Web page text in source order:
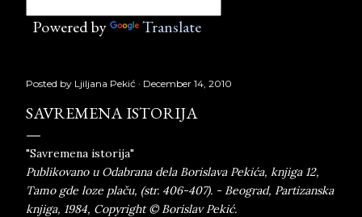
Powered by Translate
Posted by Ljiljana Pekić December 14, 2010
SAVREMENA ISTORIJA
"Savremena istorija"
Publikovano u Odabrana dela Borislava Pekića, knjiga 12,
Tamo gde loze plaču, (str. 406-407). - Beograd, Partizanska
knjiga, 1984, Copyright © Borislav Pekić.